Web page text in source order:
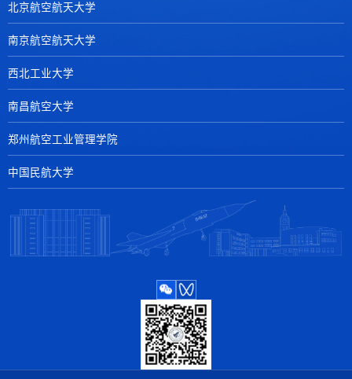
北京航空航天大学
南京航空航天大学
西北工业大学
南昌航空大学
郑州航空工业管理学院
中国民航大学